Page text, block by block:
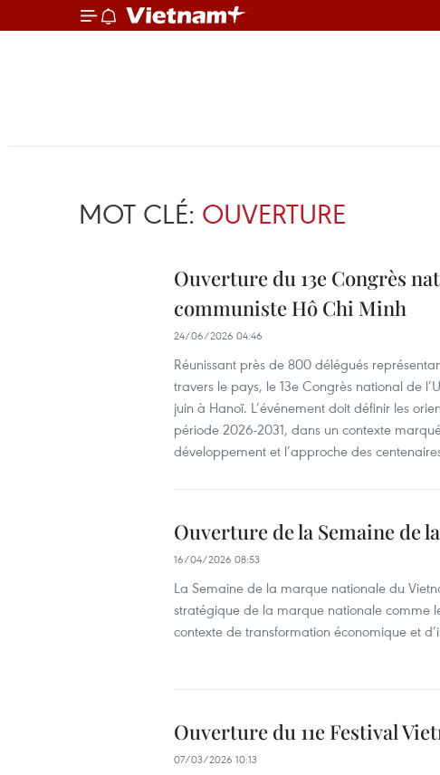
MOT CLÉ: OUVERTURE
Ouverture du 13e Congrès
communiste Hô Chi Minh
24/06/2026 04:46
Réunissant près de 800 délégués
travers le pays, le 13e Congrès national de
juin à Hanoï. L’événement doit définir les
période 2026-2031, dans un contexte
développement et l’approche des
Ouverture de la Semaine de
16/04/2026 08:53
La Semaine de la marque nationale du
stratégique de la marque nationale comme
contexte de transformation économique et
Ouverture du 11e Festival
07/03/2026 10:13